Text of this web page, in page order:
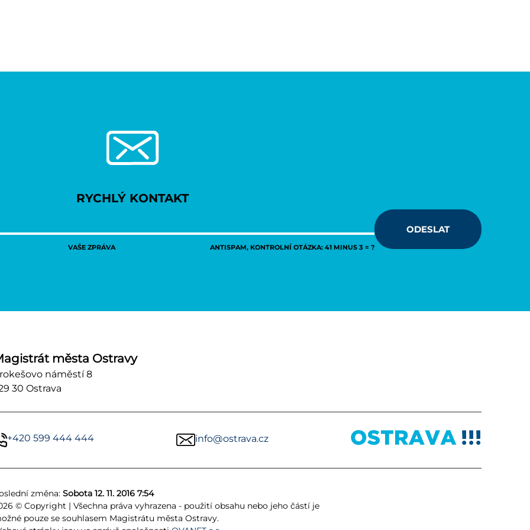
RYCHLÝ KONTAKT
VAŠE ZPRÁVA ANTISPAM, KONTROLNÍ OTÁZKA: 41 MINUS 3 = ?
ODESLAT
města Ostravy
náměstí 8
30 Ostrava
+420 599 444 444 info@ostrava.cz
změna: Sobota 12. 11. 2016 7:54
© Copyright | Všechna práva vyhrazena - použití obsahu nebo jeho částí je
pouze se souhlasem Magistrátu města Ostravy.